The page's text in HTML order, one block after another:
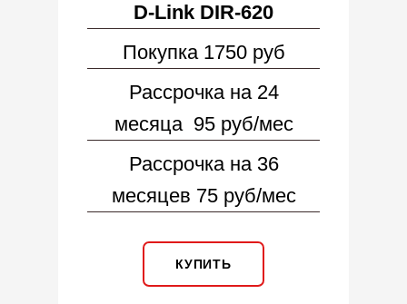
D-Link DIR-620
Покупка 1750 руб
Рассрочка на 24
месяца 95 руб/мес
Рассрочка на 36
месяцев 75 руб/мес
КУПИТЬ